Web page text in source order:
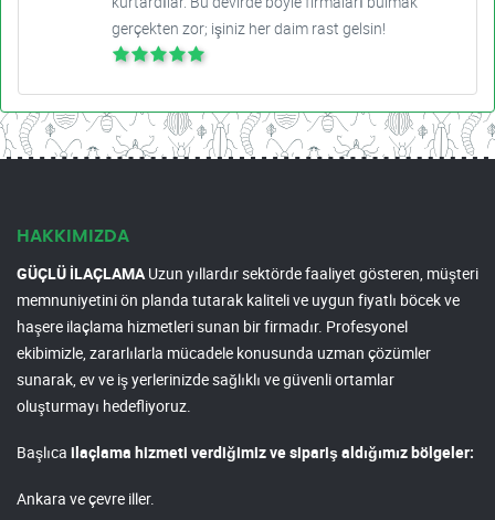
gerçekten zor; işiniz her daim rast gelsin!
HAKKIMIZDA
GÜÇLÜ İLAÇLAMAUzun yıllardır sektörde faaliyet gösteren, müşteri
memnuniyetini ön planda tutarak kaliteli ve uygun fiyatlı böcek ve
haşere ilaçlama hizmetleri sunan bir firmadır. Profesyonel
ekibimizle, zararlılarla mücadele konusunda uzman çözümler
sunarak, ev ve iş yerlerinizde sağlıklı ve güvenli ortamlar
oluşturmayı hedefliyoruz.
Başlıca ilaçlama hizmeti verdiğimiz ve sipariş aldığımız bölgeler:
Ankara ve çevre iller.